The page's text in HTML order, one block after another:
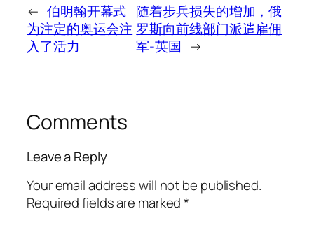
← 伯明翰开幕式
为注定的奥运会注
入了活力
随着步兵损失的增加，俄
罗斯向前线部门派遣雇佣
军-英国 →
Comments
Leave a Reply
Your email address will not be published.
Required fields are marked*